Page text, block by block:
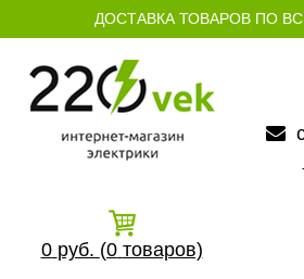
ДОСТАВКА ТОВАРОВ ПО
0 руб. (0 товаров)